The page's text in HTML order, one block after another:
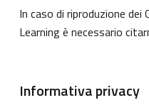
In caso di riproduzione
Learning è necessario
Informativa privacy